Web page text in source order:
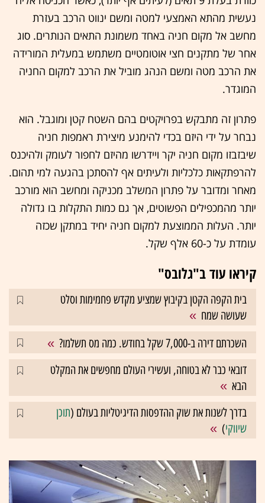
נעשית מהתא האמצעי למטה ומשם ינווט הרכב בעזרת
מחשב אל מקום חניה באחד משמונת התאים הנותרים. סוג
אחר של מתקנים חצי אוטומטיים משתמש במעלית המורידה
את הרכב מטה ומשם הנהג מוביל את הרכב למקום החניה
המוגדר.
פתרון זה מתבקש בפרויקטים בהם השטח קטן ומוגבל. הוא
נבחר על ידי היזם בכדי להימנע מיצירת ראמפות חניה
שיבזבזו מקום חניה יקר ויידרשו מהיזם לחפור לעומק ולהיכנס
להרפתקאות כלכליות ולעיתים אף להסתכן בהגעה למי תהום.
מאחר ומדובר על פתרון המשלב מכניקה ומחשב הוא מורכב
יותר מהמכפילים הפשוטים, אך גם כמות התקלות בו גדולה
יותר. העלות הממוצעת למקום חניה יחיד במתקן שכזה
עומדת על כ-60 אלף שקל.
קיראו עוד ב"גלובס"
בית הקפה הקטן בקיבוץ שמציע מקדש פחמימות וסלט
שעושה שמח
השכרתם דירה ב-7,000 שקל בחודש. כמה מס תשלמו?
דובאי כבר לא בטוחה, ועשירי העולם מחפשים את המקלט
הבא
בדרך לשנות את שוק ההדפסות הדיגיטליות בעולם (תוכן
שיווקי)